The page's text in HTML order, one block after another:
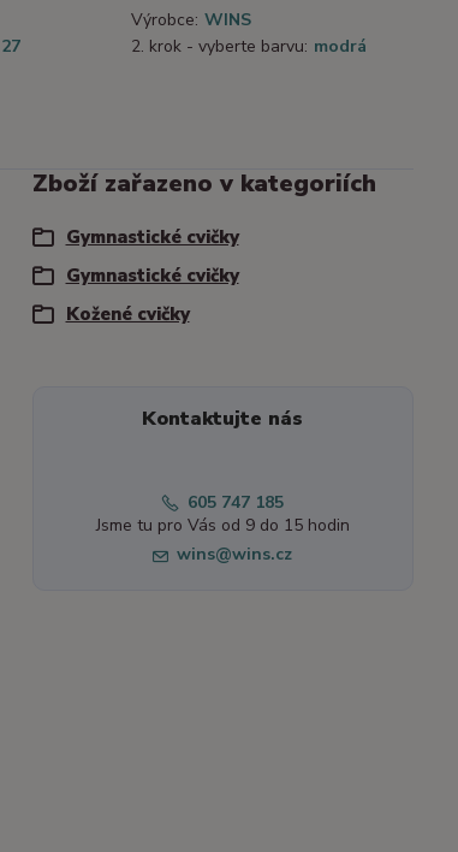
Výrobce: WINS
27 2. krok - vyberte barvu: modrá
Zboží zařazeno v kategoriích
Gymnastické cvičky
Gymnastické cvičky
Kožené cvičky
Kontaktujte nás
605 747 185
Jsme tu pro Vás od 9 do 15 hodin
wins@wins.cz